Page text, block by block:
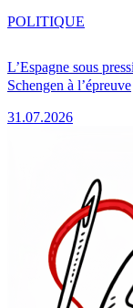
L’Espagne sous
Schengen à l’épreuve
31.07.2026
POLITIQUE